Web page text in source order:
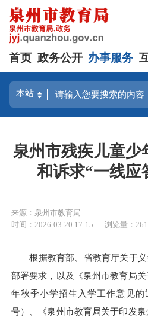
首页 政务公开 办事服务
泉州市残疾儿童少
和诉求“一线应
来源：泉州市教育局
时间：2026-03-20 17:15
浏览量： 261
根据教育部、省教育厅关于义
部署要求，以及《泉州市教育局
年秋季小学招生入学工作意见的
号）、《泉州市教育局关于印发